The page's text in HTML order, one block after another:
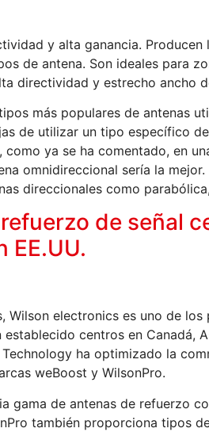
y alta ganancia. Producen
de antena. Son ideales para
directividad y estrecho ancho
más populares de antenas
de utilizar un tipo específico
como ya se ha comentado, en
omnidireccional sería la
direccionales como
de señal
EE.UU.
Wilson electronics es uno de
establecido centros en Canadá,
ha optimizado la
weBoost y WilsonPro.
gama de antenas de refuerzo
también proporciona tipos